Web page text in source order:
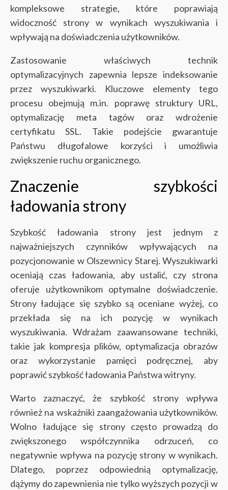
kompleksowe strategie, które poprawiają
widoczność strony w wynikach wyszukiwania i
wpływają na doświadczenia użytkowników.
Zastosowanie właściwych technik
optymalizacyjnych zapewnia lepsze indeksowanie
przez wyszukiwarki. Kluczowe elementy tego
procesu obejmują m.in. poprawę struktury URL,
optymalizację meta tagów oraz wdrożenie
certyfikatu SSL. Takie podejście gwarantuje
Państwu długofalowe korzyści i umożliwia
zwiększenie ruchu organicznego.
Znaczenie szybkości
ładowania strony
Szybkość ładowania strony jest jednym z
najważniejszych czynników wpływających na
pozycjonowanie w Olszewnicy Starej. Wyszukiwarki
oceniają czas ładowania, aby ustalić, czy strona
oferuje użytkownikom optymalne doświadczenie.
Strony ładujące się szybko są oceniane wyżej, co
przekłada się na ich pozycję w wynikach
wyszukiwania. Wdrażam zaawansowane techniki,
takie jak kompresja plików, optymalizacja obrazów
oraz wykorzystanie pamięci podręcznej, aby
poprawić szybkość ładowania Państwa witryny.
Warto zaznaczyć, że szybkość strony wpływa
również na wskaźniki zaangażowania użytkowników.
Wolno ładujące się strony często prowadzą do
zwiększonego współczynnika odrzuceń, co
negatywnie wpływa na pozycję strony w wynikach.
Dlatego, poprzez odpowiednią optymalizację,
dążymy do zapewnienia nie tylko wyższych pozycji w